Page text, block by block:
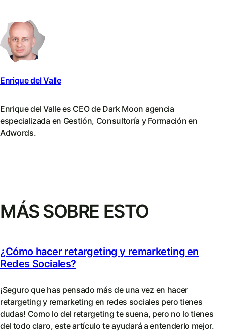
Enrique del Valle
Enrique del Valle es CEO de Dark Moon agencia
especializada en Gestión, Consultoría y Formación en
Adwords.
MÁS SOBRE ESTO
¿Cómo hacer retargeting y remarketing en
Redes Sociales?
¡Seguro que has pensado más de una vez en hacer
retargeting y remarketing en redes sociales pero tienes
dudas! Como lo del retargeting te suena, pero no lo tienes
del todo claro, este artículo te ayudará a entenderlo mejor.